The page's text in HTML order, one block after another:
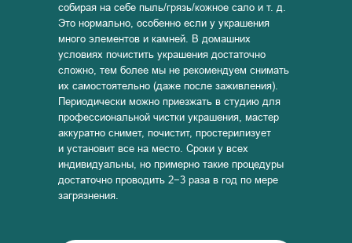
собирая на себе пыль/грязь/кожное сало и т. д.
Это нормально, особенно если у украшения
много элементов и камней. В домашних
условиях почистить украшения достаточно
сложно, тем более мы не рекомендуем снимать
их самостоятельно (даже после заживления).
Периодически можно приезжать в студию для
профессиональной чистки украшения, мастер
аккуратно снимет, почистит, простерилизует
и установит все на место. Сроки у всех
индивидуальны, но примерно такие процедуры
достаточно проводить 2−3 раза в год по мере
загрязнения.